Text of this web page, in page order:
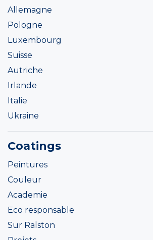
Allemagne
Pologne
Luxembourg
Suisse
Autriche
Irlande
Italie
Ukraine
Coatings
Peintures
Couleur
Academie
Eco responsable
Sur Ralston